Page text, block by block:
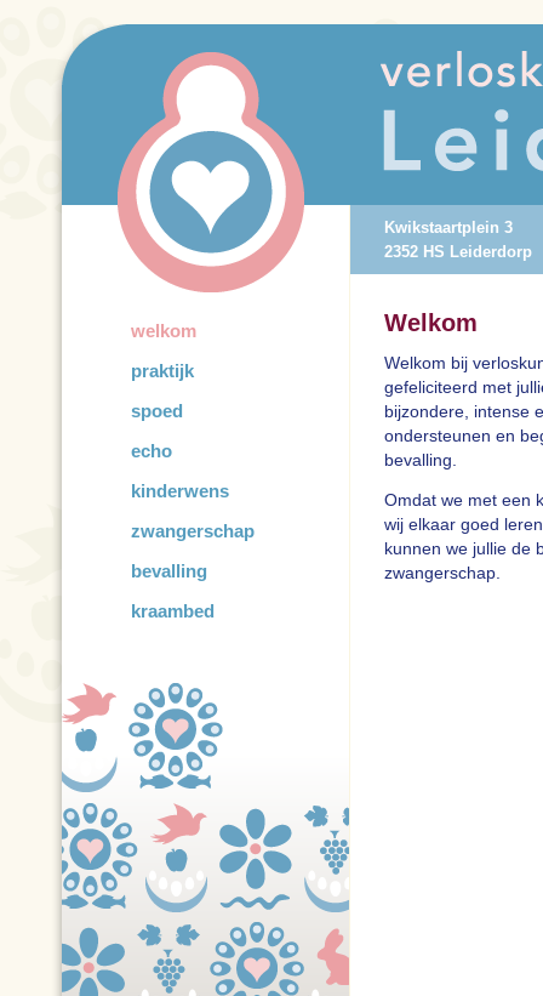
Kwikstaartplein 3
2352 HS Leiderdorp
welkom
praktijk
spoed
echo
kinderwens
zwangerschap
bevalling
kraambed
Welkom
Welkom bij
gefeliciteerd met
bijzondere, intense
ondersteunen en
bevalling.
Omdat we met een
wij elkaar goed
kunnen we jullie de
zwangerschap.